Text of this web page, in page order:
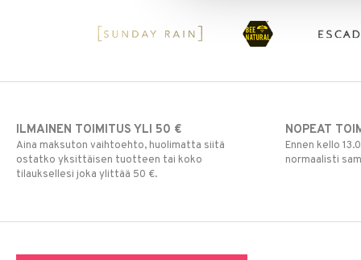
Silmänrajauskynät
ILMAINEN TOIMITUS YLI 50 €
Aina maksuton vaihtoehto, huolimatta siitä
ostatko yksittäisen tuotteen tai koko
tilauksellesi joka ylittää 50 €.
NOPEAT
Ennen kello
normaalisti